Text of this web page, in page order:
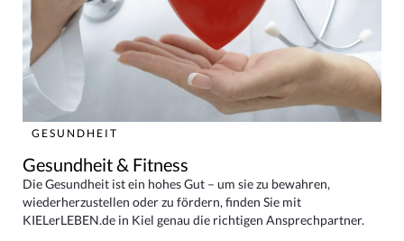
GESUNDHEIT
Gesundheit & Fitness
Die Gesundheit ist ein hohes Gut – um sie zu bewahren,
wiederherzustellen oder zu fördern, finden Sie mit
KIELerLEBEN.de in Kiel genau die richtigen Ansprechpartner.